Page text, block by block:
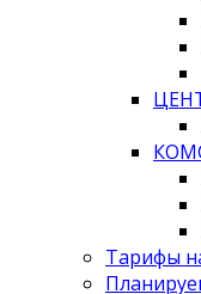
Тарифы